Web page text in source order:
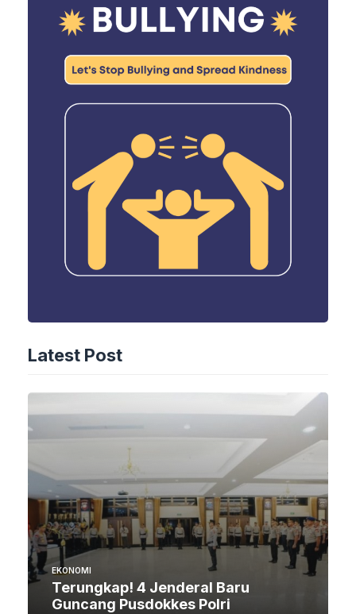
Latest Post
EKONOMI
Terungkap! 4 Jenderal Baru
Guncang Pusdokkes Polri